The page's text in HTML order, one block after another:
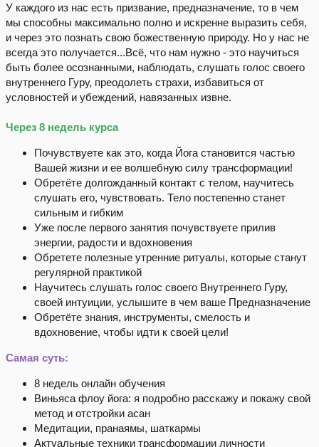
У каждого из нас есть призвание, предназначение, то в чем
мы способны максимально полно и искренне выразить себя,
и через это познать свою божественную природу. Но у нас не
всегда это получается...Всё, что нам нужно - это научиться
быть более осознанными, наблюдать, слушать голос своего
внутреннего Гуру, преодолеть страхи, избавиться от
условностей и убеждений, навязанных извне.
Через 8 недель курса
Почувствуете как это, когда Йога становится частью
Вашей жизни и ее волшебную силу трансформации!
Обретёте долгожданный контакт с телом, научитесь
слушать его, чувствовать. Тело постепенно станет
сильным и гибким
Уже после первого занятия почувствуете прилив
энергии, радости и вдохновения
Обретете полезные утренние ритуалы, которые станут
регулярной практикой
Научитесь слушать голос своего Внутреннего Гуру,
своей интуиции, услышите в чем ваше Предназначение
Обретёте знания, инструменты, смелость и
вдохновение, чтобы идти к своей цели!
Самая суть:
8 недель онлайн обучения
Виньяса флоу йога: я подробно расскажу и покажу свой
метод и отстройки асан
Медитации, пранаямы, шаткармы
Актуальные техники трансформации личности